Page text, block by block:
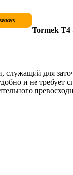
Tormek T4
служащий для
и не